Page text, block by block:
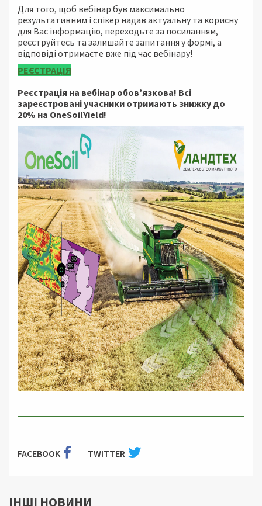
Для того, щоб вебінар був максимально
результативним і спікер надав актуальну та корисну
для Вас інформацію, переходьте за посиланням,
реєструйтесь та залишайте запитання у формі, а
відповіді отримаєте вже під час вебінару!
РЕЄСТРАЦІЯ
Реєстрація на вебінар обов’язкова! Всі
зареєстровані учасники отримають знижку до
20% на OneSoilYield!
FACEBOOK TWITTER
ІНШІ НОВИНИ